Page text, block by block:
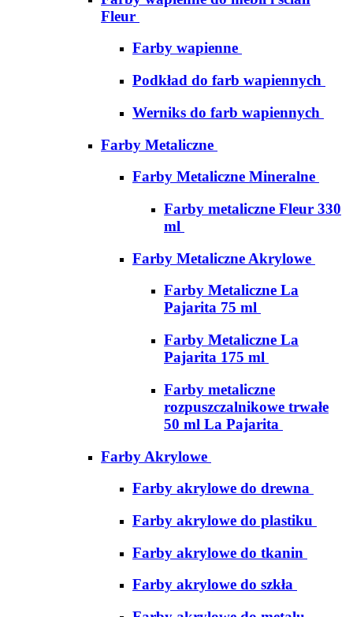
Fleur
Farby wapienne
Podkład do farb wapiennych
Werniks do farb wapiennych
Farby Metaliczne
Farby Metaliczne Mineralne
Farby metaliczne Fleur 330
ml
Farby Metaliczne Akrylowe
Farby Metaliczne La
Pajarita 75 ml
Farby Metaliczne La
Pajarita 175 ml
Farby metaliczne
rozpuszczalnikowe trwałe
50 ml La Pajarita
Farby Akrylowe
Farby akrylowe do drewna
Farby akrylowe do plastiku
Farby akrylowe do tkanin
Farby akrylowe do szkła